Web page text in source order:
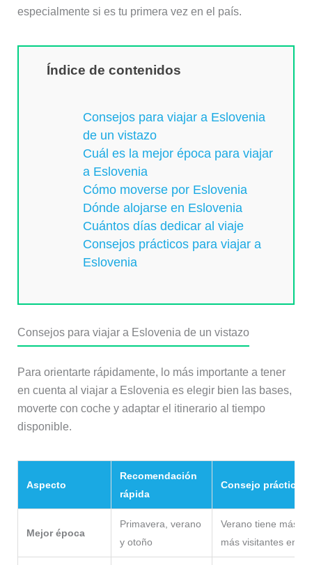
especialmente si es tu primera vez en el país.
Índice de contenidos
Consejos para viajar a Eslovenia
de un vistazo
Cuál es la mejor época para viajar
a Eslovenia
Cómo moverse por Eslovenia
Dónde alojarse en Eslovenia
Cuántos días dedicar al viaje
Consejos prácticos para viajar a
Eslovenia
Consejos para viajar a Eslovenia de un vistazo
Para orientarte rápidamente, lo más importante a tener
en cuenta al viajar a Eslovenia es elegir bien las bases,
moverte con coche y adaptar el itinerario al tiempo
disponible.
Aspecto
Recomendación
rápida
Consejo práctico
Mejor época
Primavera, verano
y otoño
Verano tiene más
más visitantes en